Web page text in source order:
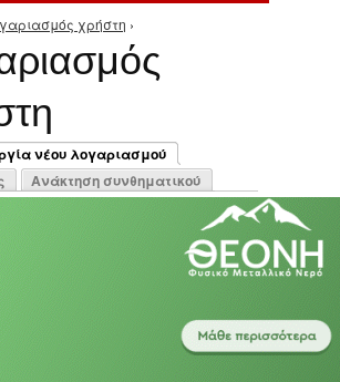
χρήστη ›
καρτέλες
νέου λογαριασμού
Ανάκτηση συνθηματικού